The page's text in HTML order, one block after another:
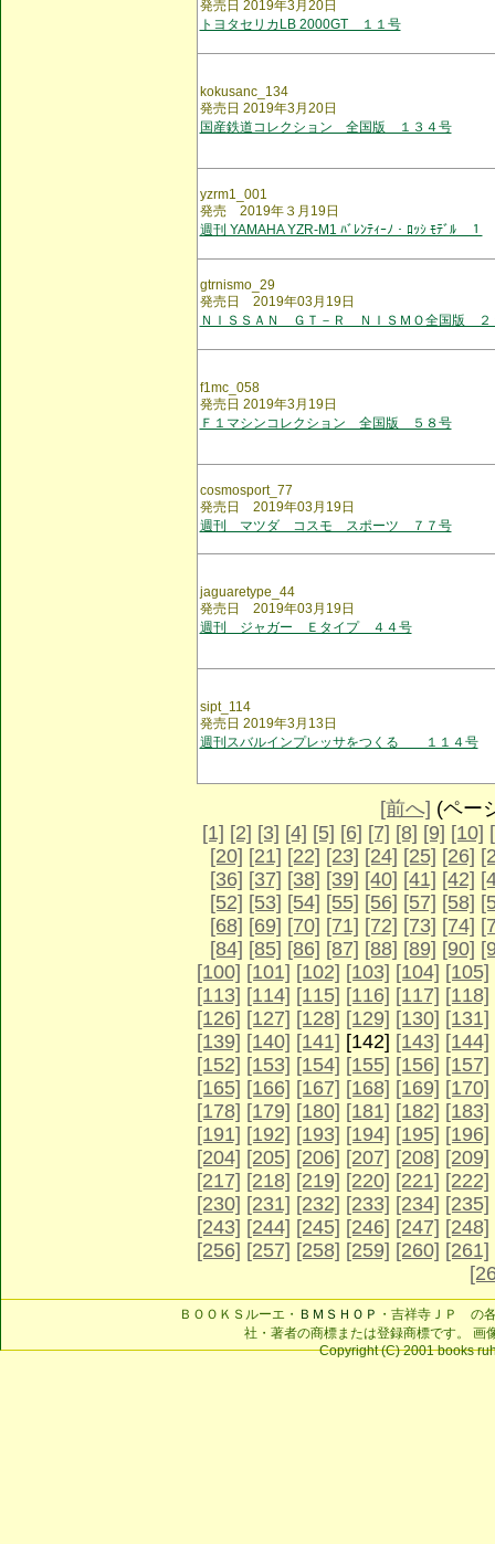
発売日 2019年3月20日
トヨタセリカLB 2000GT １１号
kokusanc_134
発売日 2019年3月20日
国産鉄道コレクション 全国版 １３４号
yzrm1_001
発売 2019年３月19日
週刊 YAMAHA YZR-M1 ﾊﾞﾚﾝﾃｨｰﾉ・ﾛｯｼ ﾓﾃﾞﾙ １
gtrnismo_29
発売日 2019年03月19日
ＮＩＳＳＡＮ ＧＴ－Ｒ ＮＩＳＭＯ全国版 ２
f1mc_058
発売日 2019年3月19日
Ｆ１マシンコレクション 全国版 ５８号
cosmosport_77
発売日 2019年03月19日
週刊 マツダ コスモ スポーツ ７７号
jaguaretype_44
発売日 2019年03月19日
週刊 ジャガー Ｅタイプ ４４号
sipt_114
発売日 2019年3月13日
週刊スバルインプレッサをつくる １１４号
[前へ] (ペー
[1] [2] [3] [4] [5] [6] [7] [8] [9] [10]
[20] [21] [22] [23] [24] [25] [26]
[36] [37] [38] [39] [40] [41] [42]
[52] [53] [54] [55] [56] [57] [58]
[68] [69] [70] [71] [72] [73] [74]
[84] [85] [86] [87] [88] [89] [90]
[100] [101] [102] [103] [104] [105]
[113] [114] [115] [116] [117] [118]
[126] [127] [128] [129] [130] [131]
[139] [140] [141] [142] [143] [144]
[152] [153] [154] [155] [156] [157]
[165] [166] [167] [168] [169] [170]
[178] [179] [180] [181] [182] [183]
[191] [192] [193] [194] [195] [196]
[204] [205] [206] [207] [208] [209]
[217] [218] [219] [220] [221] [222]
[230] [231] [232] [233] [234] [235]
[243] [244] [245] [246] [247] [248]
[256] [257] [258] [259] [260] [261]
ＢＯＯＫＳルーエ・ ＢＭＳＨＯＰ ・吉祥寺ＪＰ の
社・著者の商標または登録商標です。 画
Copyright (C) 2001 books